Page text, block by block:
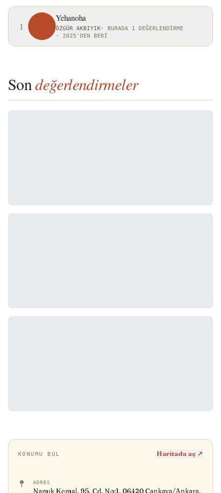
1
Yehanoha
ÖZGÜR AKBIYIK · BURADA 1 DEĞERLENDIRME
· 2025'DEN BERI
Sondeğerlendirmeler
KONUMU BUL Haritada aç ↗
ADRES
Namık Kemal, 95. Cd. No:1, 06420 Çankaya/Ankara,